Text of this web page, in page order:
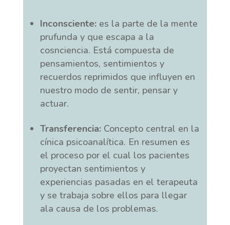
Inconsciente: es la parte de la mente
prufunda y que escapa a la
cosnciencia. Está compuesta de
pensamientos, sentimientos y
recuerdos reprimidos que influyen en
nuestro modo de sentir, pensar y
actuar.
Transferencia: Concepto central en la
cínica psicoanalítica. En resumen es
el proceso por el cual los pacientes
proyectan sentimientos y
experiencias pasadas en el terapeuta
y se trabaja sobre ellos para llegar
ala causa de los problemas.